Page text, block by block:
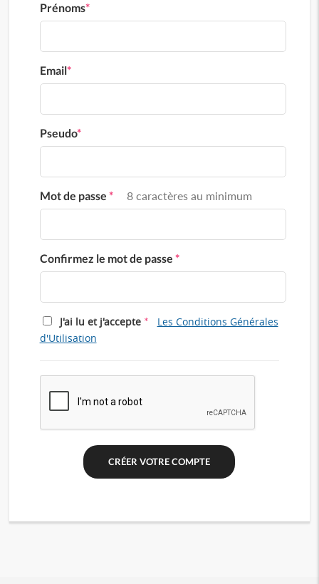
Prénoms*
Email*
Pseudo*
Mot de passe * 8 caractères au minimum
Confirmez le mot de passe *
J'ai lu et j'accepte *
Les Conditions Générales
d'Utilisation